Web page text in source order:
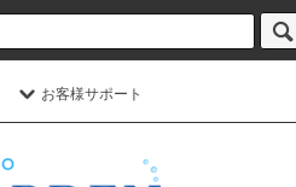
お客様サポート